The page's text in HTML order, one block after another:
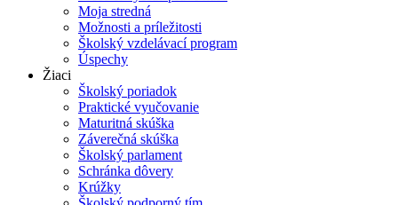
Moja stredná
Možnosti a príležitosti
Školský vzdelávací program
Úspechy
Žiaci
Školský poriadok
Praktické vyučovanie
Maturitná skúška
Záverečná skúška
Školský parlament
Schránka dôvery
Krúžky